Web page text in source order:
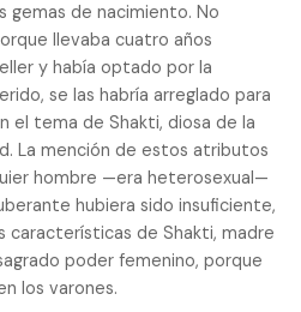
gemas de nacimiento. No
llevaba cuatro años
y había optado por la
se las habría arreglado para
el tema de Shakti, diosa de la
La mención de estos atributos
hombre —era heterosexual—
hubiera sido insuficiente,
características de Shakti, madre
poder femenino, porque
los varones.